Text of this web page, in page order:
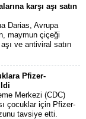
karşı aşı satın
Darias, Avrupa
maymun çiçeği
ve antiviral satın
Pfizer-
Merkezi (CDC)
çocuklar için Pfizer-
tavsiye etti.